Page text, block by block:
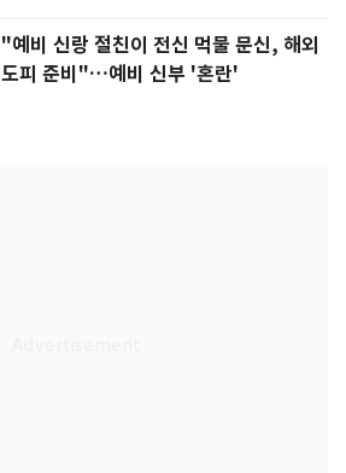
"예비 신랑 절친이 전신 먹물 문신, 해외
도피 준비"…예비 신부 '혼란'